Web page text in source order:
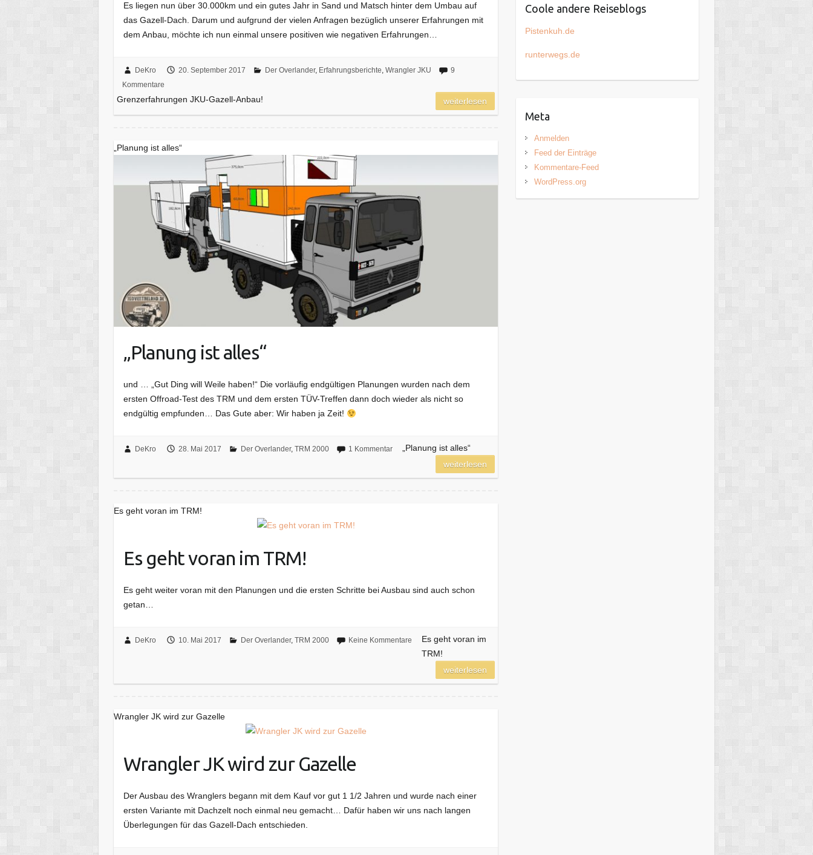
Es liegen nun über 30.000km und ein gutes Jahr in Sand und Matsch hinter dem Umbau auf
das Gazell-Dach. Darum und aufgrund der vielen Anfragen bezüglich unserer Erfahrungen mit
dem Anbau, möchte ich nun einmal unsere positiven wie negativen Erfahrungen…
DeKro 20. September 2017 Der Overlander, Erfahrungsberichte Wrangler JKU
9
Kommentare
Grenzerfahrungen JKU-Gazell-Anbau! weiterlesen
„Planung ist alles“
„Planung ist alles“
und … „Gut Ding will Weile haben!“ Die vorläufig endgültigen Planungen wurden nach dem
ersten Offroad-Test des TRM und dem ersten TÜV-Treffen dann doch wieder als nicht so
endgültig empfunden… Das Gute aber: Wir haben ja Zeit!
DeKro 28. Mai 2017 Der Overlander, TRM 2000 1 Kommentar
„Planung ist alles“
weiterlesen
Es geht voran im TRM!
Es geht voran im TRM!
Es geht weiter voran mit den Planungen und die ersten Schritte bei Ausbau sind auch schon
getan…
DeKro 10. Mai 2017 Der Overlander, TRM 2000 Keine Kommentare
Es geht voran im
TRM!
weiterlesen
Wrangler JK wird zur Gazelle
Wrangler JK wird zur Gazelle
Der Ausbau des Wranglers begann mit dem Kauf vor gut 1 1/2 Jahren und wurde nach einer
ersten Variante mit Dachzelt noch einmal neu gemacht… Dafür haben wir uns nach langen
Überlegungen für das Gazell-Dach entschieden.
Coole andere Reiseblogs
Pistenkuh.de
runterwegs.de
Meta
Anmelden
Feed der Einträge
Kommentare-Feed
WordPress.org